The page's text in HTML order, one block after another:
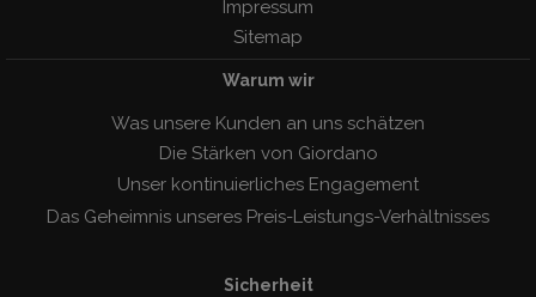
Impressum
Sitemap
Warum wir
Was unsere Kunden an uns schätzen
Die Stärken von Giordano
Unser kontinuierliches Engagement
Das Geheimnis unseres Preis-Leistungs-Verhàltnisses
Sicherheit